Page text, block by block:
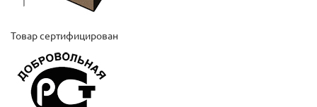
Товар сертифицирован